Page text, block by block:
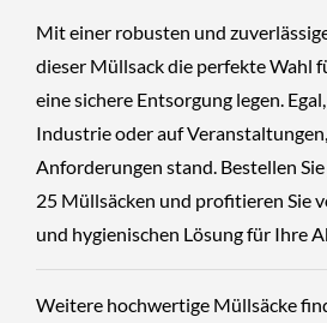
Mit einer robusten und
dieser Müllsack die perfekte Wahl
eine sichere Entsorgung legen.
Industrie oder auf
Anforderungen stand. Bestellen
25 Müllsäcken und profitieren Sie
und hygienischen Lösung für Ihre
Weitere hochwertige Müllsäcke